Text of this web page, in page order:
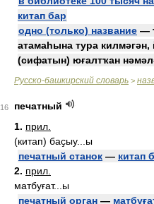
китап бар
одно (только) название —
атамаһына тура килмәгән,
(сифатын) юғалтҡан
Русско-башкирский словарь >
16
печатный
1. прил.
(китап) баҫыу...ы
печатный станок — китап
2. прил.
матбуғат...ы
печатный орган —